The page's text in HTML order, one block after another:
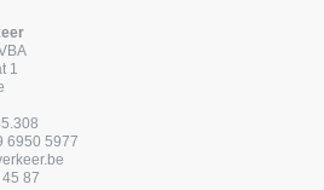
1
6950 5977
87